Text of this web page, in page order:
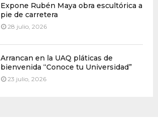
Expone Rubén Maya obra escultórica a
pie de carretera
28 julio, 2026
Arrancan en la UAQ pláticas de
bienvenida “Conoce tu Universidad”
23 julio, 2026